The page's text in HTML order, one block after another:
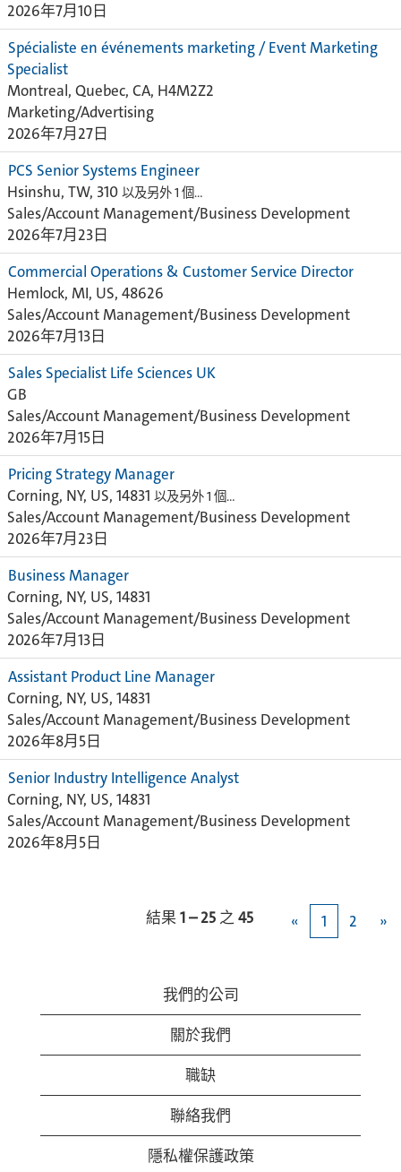
2026年7月10日
Spécialiste en événements marketing / Event Marketing
Specialist
Montreal, Quebec, CA, H4M2Z2
Marketing/Advertising
2026年7月27日
PCS Senior Systems Engineer
Hsinshu, TW, 310 以及另外 1 個…
Sales/Account Management/Business Development
2026年7月23日
Commercial Operations & Customer Service Director
Hemlock, MI, US, 48626
Sales/Account Management/Business Development
2026年7月13日
Sales Specialist Life Sciences UK
GB
Sales/Account Management/Business Development
2026年7月15日
Pricing Strategy Manager
Corning, NY, US, 14831 以及另外 1 個…
Sales/Account Management/Business Development
2026年7月23日
Business Manager
Corning, NY, US, 14831
Sales/Account Management/Business Development
2026年7月13日
Assistant Product Line Manager
Corning, NY, US, 14831
Sales/Account Management/Business Development
2026年8月5日
Senior Industry Intelligence Analyst
Corning, NY, US, 14831
Sales/Account Management/Business Development
2026年8月5日
結果 1 – 25 之 45 « 1 2 »
我們的公司
關於我們
職缺
聯絡我們
隱私權保護政策